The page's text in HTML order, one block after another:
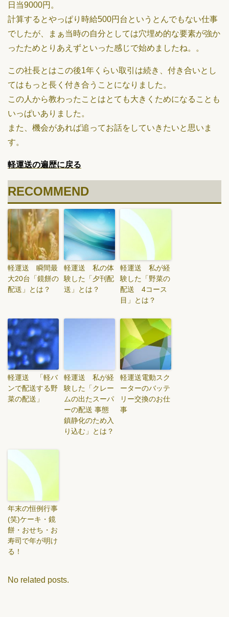
日当9000円。
計算するとやっぱり時給500円台というとんでもない仕事
でしたが、まぁ当時の自分としては穴埋め的な要素が強か
ったためとりあえずといった感じで始めましたね。。
この社長とはこの後1年くらい取引は続き、付き合いとし
てはもっと長く付き合うことになりました。
この人から教わったことはとても大きくためになることも
いっぱいありました。
また、機会があれば追ってお話をしていきたいと思いま
す。
軽運送の遍歴に戻る
RECOMMEND
軽運送 瞬間最
大20台「鏡餅の
配送」とは？
軽運送 私の体
験した「夕刊配
送」とは？
軽運送 私が経
験した「野菜の
配送 4コース
目」とは？
軽運送 「軽バ
ンで配送する野
菜の配送」
軽運送 私が経
験した「クレー
ムの出たスーパ
ーの配送 事態
鎮静化のため入
り込む」とは？
軽運送電動スク
ーターのバッテ
リー交換のお仕
事
年末の恒例行事
(笑)ケーキ・鏡
餅・おせち・お
寿司で年が明け
る！
No related posts.